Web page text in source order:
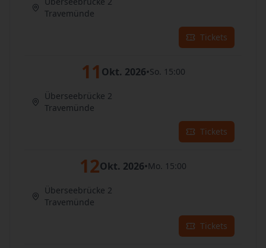
Travemünde
Tickets
11 Okt. 2026•So. 15:00
Überseebrücke 2
Travemünde
Tickets
12Okt. 2026•Mo. 15:00
Überseebrücke 2
Travemünde
Tickets